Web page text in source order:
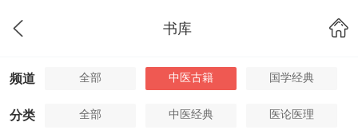
书库
频道 全部 中医古籍 国学经典
分类 全部 中医经典 医论医理